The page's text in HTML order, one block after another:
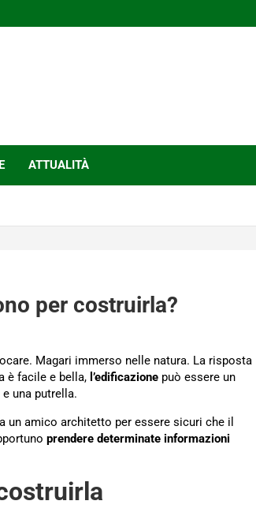
ATTUALITÀ
per costruirla?
Magari immerso nelle natura. La risposta
è facile e bella, l’edificazione può essere un
una putrella.
un amico architetto per essere sicuri che il
prendere determinate informazioni